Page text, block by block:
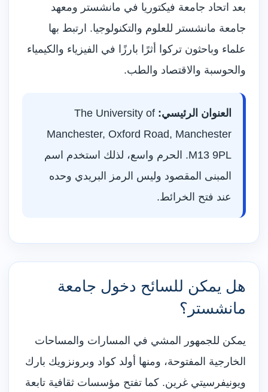
بعد اتحاد جامعة فيكتوريا في مانشستر ومعهد
جامعة مانشستر للعلوم والتكنولوجيا. ارتبط بها
علماء وباحثون تركوا أثرًا بارزًا في الفيزياء والكيمياء
والحوسبة والاقتصاد والطب.
العنوان الرئيسي: The University of
Manchester, Oxford Road, Manchester
M13 9PL. الحرم واسع، لذلك استخدم اسم
المبنى المقصود وليس الرمز البريدي وحده
عند فتح الخرائط.
هل يمكن للسائح دخول جامعة
مانشستر؟
يمكن للجمهور المشي في المسارات والمساحات
الخارجية المفتوحة، ومنها أولد كواد وبرونزويك بارك
ويونيفرسيتي غرين. كما تفتح مؤسسات ثقافية تابعة